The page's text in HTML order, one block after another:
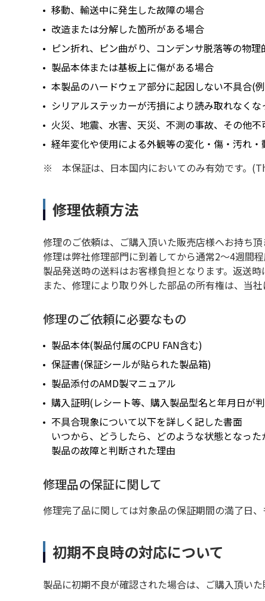
移動、輸送中に発生した故障の場合
改造または分解した箇所がある場合
ピン折れ、ピン曲がり、コンデンサ脱落等の物
製品本体または基板上に傷がある場合
本製品のハードウェア部分に起因しない不具合(
シリアルステッカーが汚損により読み取れなく
火災、地震、水害、天災、不測の事故、その他
経年変化や使用による外観等の変化・傷・汚れ
※
本保証は、日本国内においてのみ有効です。
修理依頼方法
修理のご依頼は、ご購入頂いた販売店様へお持ち
修理は弊社修理部門に到着してから通常2～4週間
製品発送時の送料はお客様負担となります。返送時
また、修理により取り外した部品の所有権は、当
修理のご依頼に必要なもの
製品本体(製品付属のCPU FAN含む)
保証書(保証シールが貼られた製品箱)
製品添付のAMD製マニュアル
購入証明(レシート等、購入製品型名と年月日が
不具合現象について以下を詳しく記した書面
いつから、どうしたら、どのような状態となった
製品の故障と判断された理由
修理品の保証に関して
修理完了品に関しては対象品の保証期間の満了日
初期不良時の対応について
製品に初期不良が確認された場合は、ご購入頂いた